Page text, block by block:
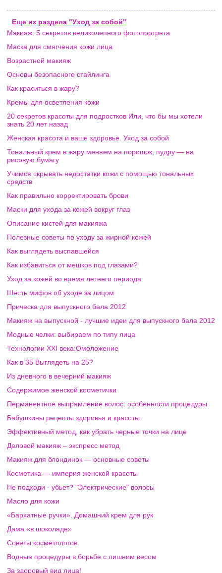
Еще из раздела "Уход за собой"
Макияж: 5 секретов великолепного фотопортрета
Маска для смягчения кожи лица
Возрастной макияж
Основы безопасного стайлинга
Как краситься в жару?
Кремы для осветления кожи
20 секретов красоты для подростков Или, что бы мы хотели
знать 20 лет назад
Женская красота и ваше здоровье. Уход за собой
Тональный крем в жару меняем на порошок, пудру — на
рисовую бумагу
Учимся скрывать недостатки кожи с помощью тональных
средств
Как правильно корректировать брови
Маски для ухода за кожей вокруг глаз
Описание кистей для макияжа
Полезные советы по уходу за жирной кожей
Как выглядеть выспавшейся
Как избавиться от мешков под глазами?
Уход за кожей во время летнего периода
Шесть мифов об уходе за лицом
Прическа для выпускного бала 2012
Макияж на выпускной - лучшие идеи для выпускного бала 2012
Модные челки: выбираем по типу лица
Технологии XXI века:Омоложение
Как в 35 Выглядеть на 25?
Из дневного в вечерний макияж
Содержимое женской косметички
Перманентное выпрямление волос: особенности процедуры
Бабушкины рецепты здоровья и красоты
Эффективный метод, как убрать черные точки на лице
Деловой макияж – экспресс метод
Макияж для блондинок — основные советы
Косметика — империя женской красоты
Не подходи - убьет? "Электрические" волосы
Масло для кожи
«Бархатные ручки». Домашний крем для рук
Дама «в шоколаде»
Советы косметологов
Водные процедуры в борьбе с лишним весом
За здоровый вид лица!